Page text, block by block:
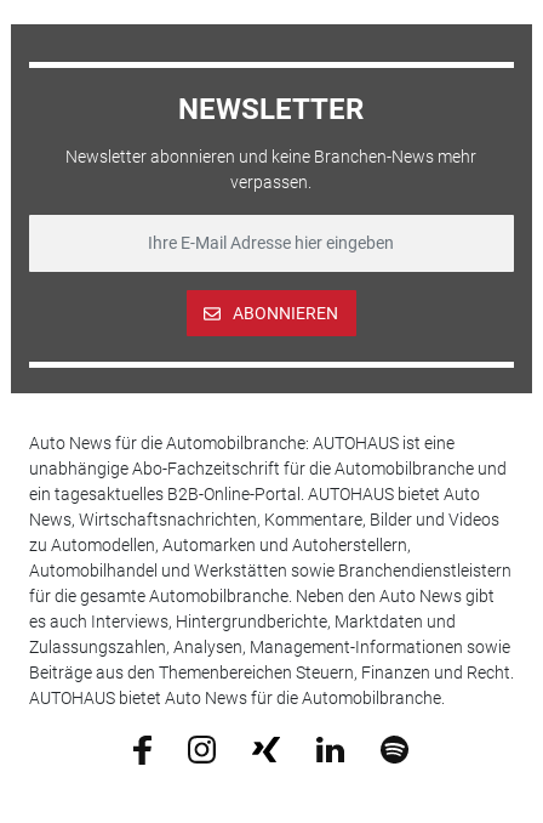
NEWSLETTER
Newsletter abonnieren und keine Branchen-News mehr
verpassen.
ABONNIEREN
Auto News für die Automobilbranche: AUTOHAUS ist eine
unabhängige Abo-Fachzeitschrift für die Automobilbranche und
ein tagesaktuelles B2B-Online-Portal. AUTOHAUS bietet Auto
News, Wirtschaftsnachrichten, Kommentare, Bilder und Videos
zu Automodellen, Automarken und Autoherstellern,
Automobilhandel und Werkstätten sowie Branchendienstleistern
für die gesamte Automobilbranche. Neben den Auto News gibt
es auch Interviews, Hintergrundberichte, Marktdaten und
Zulassungszahlen, Analysen, Management-Informationen sowie
Beiträge aus den Themenbereichen Steuern, Finanzen und Recht.
AUTOHAUS bietet Auto News für die Automobilbranche.